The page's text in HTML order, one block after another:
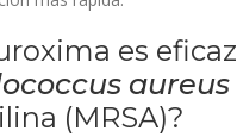
es
aureus
(MRSA)?